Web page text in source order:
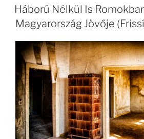
ON
Háború Nélkül Is
Magyarország Jövője